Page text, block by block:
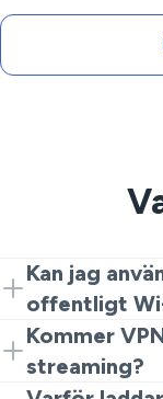
Kan jag
offentligt
Ja. Slå på
din trafik, vilket
hotell.
Kommer
streaming?
En bra VPN